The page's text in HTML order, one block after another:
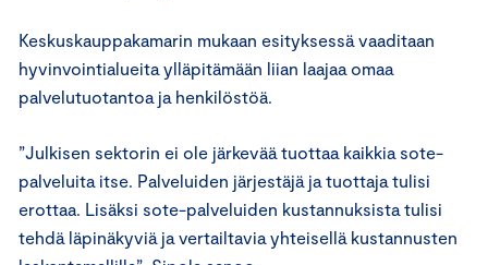
Keskuskauppakamarin mukaan esityksessä vaaditaan
hyvinvointialueita ylläpitämään liian laajaa omaa
palvelutuotantoa ja henkilöstöä.
”Julkisen sektorin ei ole järkevää tuottaa kaikkia sote-
palveluita itse. Palveluiden järjestäjä ja tuottaja tulisi
erottaa. Lisäksi sote-palveluiden kustannuksista tulisi
tehdä läpinäkyviä ja vertailtavia yhteisellä kustannusten